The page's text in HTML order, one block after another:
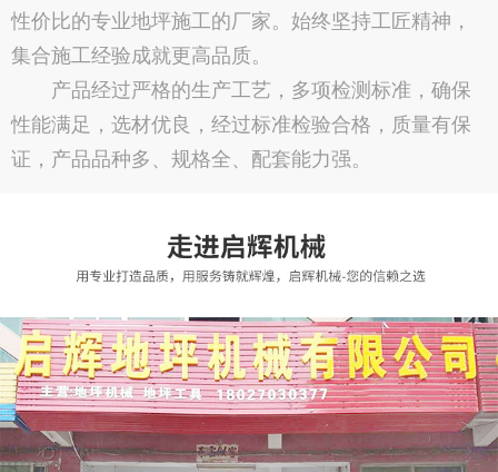
性价比的专业地坪施工的厂家。始终坚持工匠精神，
集合施工经验成就更高品质。
产品经过严格的生产工艺，多项检测标准，确保
性能满足，选材优良，经过标准检验合格，质量有保
证，产品品种多、规格全、配套能力强。